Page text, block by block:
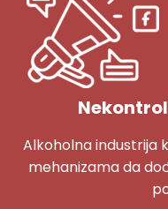
Alkoholna industrija
mehanizama da